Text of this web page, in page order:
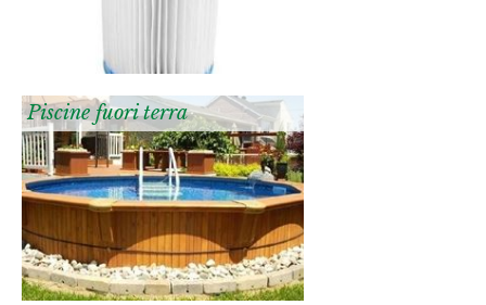
Piscine fuori terra